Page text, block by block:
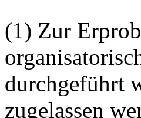
(1) Zur
durchgeführt
zugelassen